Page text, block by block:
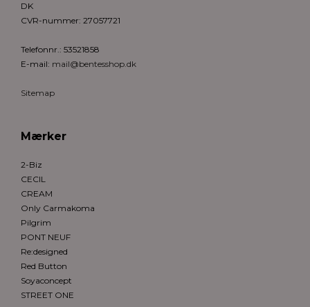
DK
CVR-nummer: 27057721
Telefonnr.: 53521858
E-mail: mail@bentesshop.dk
Sitemap
Mærker
2-Biz
CECIL
CREAM
Only Carmakoma
Pilgrim
PONT NEUF
Re:designed
Red Button
Soyaconcept
STREET ONE